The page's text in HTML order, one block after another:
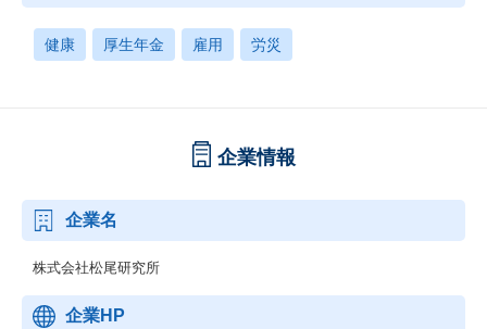
健康 厚生年金 雇用 労災
企業情報
企業名
株式会社松尾研究所
企業HP